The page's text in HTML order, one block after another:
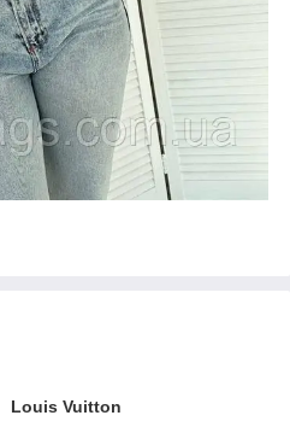
Louis Vuitton